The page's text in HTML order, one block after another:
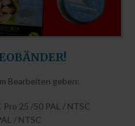
Bearbeiten geben:
Pro 25 /50 PAL / NTSC
/ NTSC